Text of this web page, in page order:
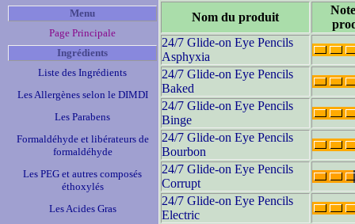
Menu
Page Principale
Ingrédients
Liste des Ingrédients
Les Allergènes selon le DIMDI
Les Parabens
Formaldéhyde et libérateurs de
formaldéhyde
Les PEG et autres composés
éthoxylés
Les Acides Gras
Nom du produit
24/7 Glide-on Eye Pencils
Asphyxia
24/7 Glide-on Eye Pencils
Baked
24/7 Glide-on Eye Pencils
Binge
24/7 Glide-on Eye Pencils
Bourbon
24/7 Glide-on Eye Pencils
Corrupt
24/7 Glide-on Eye Pencils
Electric